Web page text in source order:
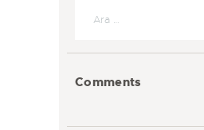
Comments